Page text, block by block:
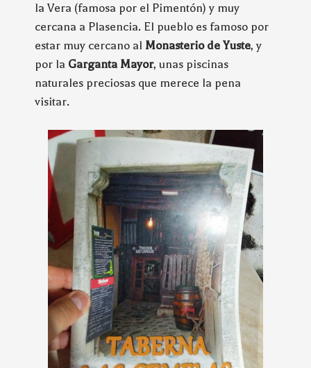
la Vera (famosa por el Pimentón) y muy
cercana a Plasencia. El pueblo es famoso por
estar muy cercano al Monasterio de Yuste, y
por la Garganta Mayor, unas piscinas
naturales preciosas que merece la pena
visitar.